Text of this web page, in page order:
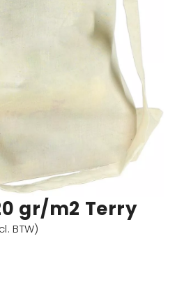
gr/m2 Terry
BTW)